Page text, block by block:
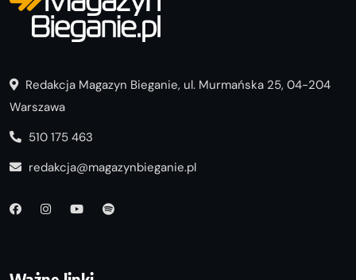
Redakcja Magazyn Bieganie, ul. Murmańska 25, 04-204
Warszawa
510 175 463
redakcja@magazynbieganie.pl